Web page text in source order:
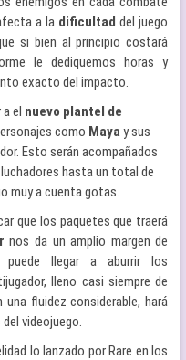
a la dificultad del juego
si bien al principio costará
le dediquemos horas y
exacto del impacto.
el nuevo plantel de
como Mayay sus
Esto serán acompañados
hasta un total de
muy a cuenta gotas.
que los paquetes que traerá
nos da un amplio margen de
llegar a aburrir los
lleno casi siempre de
fluidez considerable, hará
videojuego.
lo lanzado por Rare en los